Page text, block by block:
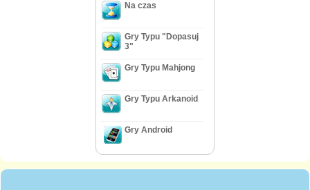
Na czas
Gry Typu "Dopasuj
3"
Gry Typu Mahjong
Gry Typu Arkanoid
Gry Android